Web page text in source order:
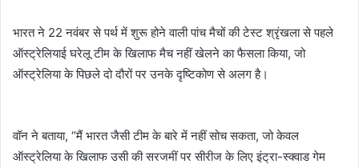
भारत ने 22 नवंबर से पर्थ में शुरू होने वाली पांच मैचों की टेस्ट श्रृंखला से पहले
ऑस्ट्रेलियाई घरेलू टीम के खिलाफ मैच नहीं खेलने का फैसला किया, जो
ऑस्ट्रेलिया के पिछले दो दौरों पर उनके दृष्टिकोण से अलग है।
वॉन ने बताया, “मैं भारत जैसी टीम के बारे में नहीं सोच सकता, जो केवल
ऑस्ट्रेलिया के खिलाफ उसी की सरजमीं पर सीरीज के लिए इंट्रा-स्क्वाड गेम